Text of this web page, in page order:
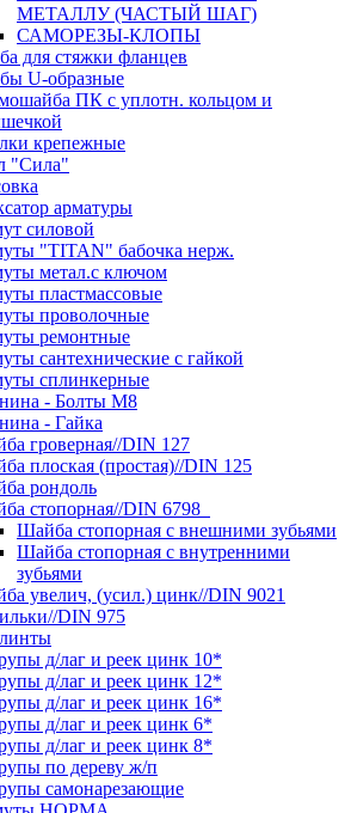
МЕТАЛЛУ (ЧАСТЫЙ ШАГ)
САМОРЕЗЫ-КЛОПЫ
для стяжки фланцев
U-образные
ПК с уплотн. кольцом и
крепежные
"Сила"
арматуры
силовой
"TITAN" бабочка нерж.
метал.с ключом
пластмассовые
проволочные
ремонтные
сантехнические с гайкой
сплинкерные
- Болты М8
- Гайка
гроверная//DIN 127
плоская (простая)//DIN 125
рондоль
стопорная//DIN 6798
Шайба стопорная с внешними зубьями
Шайба стопорная с внутренними
зубьями
увелич, (усил.) цинк//DIN 9021
DIN 975
д/лаг и реек цинк 10*
д/лаг и реек цинк 12*
д/лаг и реек цинк 16*
д/лаг и реек цинк 6*
д/лаг и реек цинк 8*
по дереву ж/п
самонарезающие